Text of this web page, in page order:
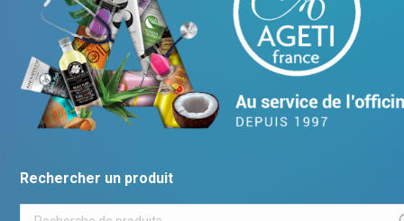
Rechercher un produit